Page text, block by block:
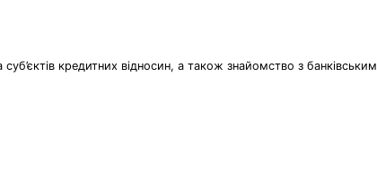
кредитних відносин, а також знайомство з банківським